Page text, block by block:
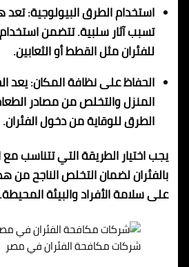
استخدام الطرق البيولوجية: تعد
تسبب آثار سلبية. تتضمن
للفئران مثل القطط أو الثعابين.
الحفاظ على نظافة المكان: يعد
المنزل والتخلص من مصادر
الطرق للوقاية من دخول الفئران.
يجب اختيار الطريقة التي تتناسب
بالفئران لضمان التخلص الناجح من
على سلامة الأفراد والبيئة المحيطة.
شركات مكافحة الفئران في مصر